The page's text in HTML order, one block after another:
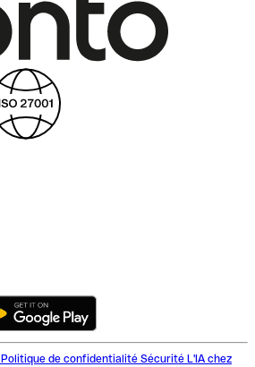
Politique de confidentialité Sécurité L'IA chez